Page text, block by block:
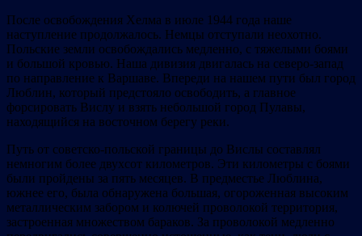
После освобождения Хелма в июле 1944 года наше
наступление продолжалось. Немцы отступали неохотно.
Польские земли освобождались медленно, с тяжелыми боями
и большой кровью. Наша дивизия двигалась на северо-запад
по направление к Варшаве. Впереди на нашем пути был город
Люблин, который предстояло освободить, а главное
форсировать Вислу и взять небольшой город Пулавы,
находящийся на восточном берегу реки.
Путь от советско-польской границы до Вислы составлял
немногим более двухсот километров. Эти километры с боями
были пройдены за пять месяцев. В предместье Люблина,
южнее его, была обнаружена большая, огороженная высоким
металлическим забором и колючей проволокой территория,
застроенная множеством бараков. За проволокой медленно